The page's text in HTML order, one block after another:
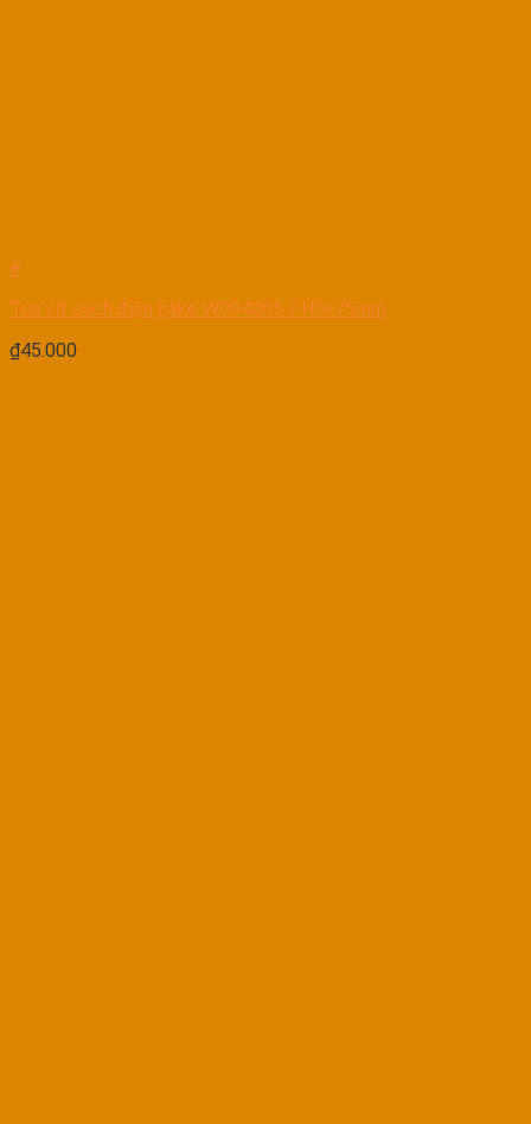
+
Tua vít cách điện pake W094005 PH0x75mm
₫45.000